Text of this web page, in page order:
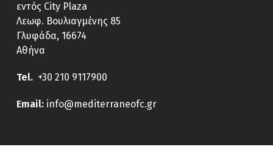
εντός City Plaza
Λεωφ. Βουλιαγμένης 85
Γλυφάδα, 16674
Αθήνα
Tel. +30 210 9117900
Email: info@mediterraneofc.gr